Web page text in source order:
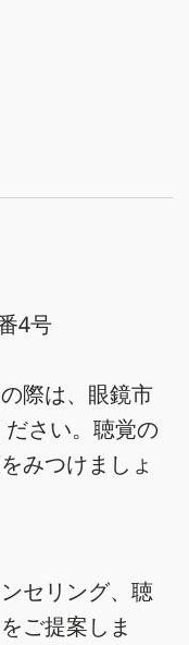
4号
際は、眼鏡市
さい。聴覚の
みつけましょ
セリング、聴
ご提案しま